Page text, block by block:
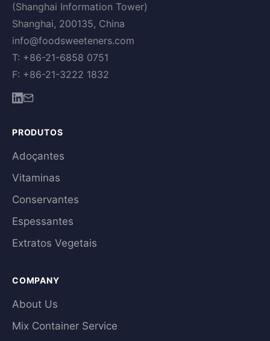
(Shanghai Information Tower)
Shanghai, 200135, China
info@foodsweeteners.com
T: +86-21-6858 0751
F: +86-21-3222 1832
PRODUTOS
Adoçantes
Vitaminas
Conservantes
Espessantes
Extratos Vegetais
COMPANY
About Us
Mix Container Service